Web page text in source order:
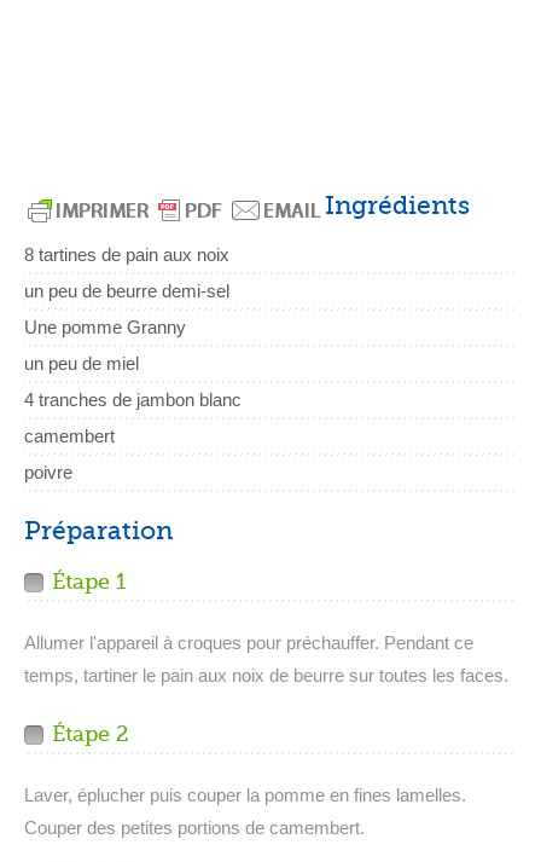
Ingrédients
8 tartines de pain aux noix
un peu de beurre demi-sel
Une pomme Granny
un peu de miel
4 tranches de jambon blanc
camembert
poivre
Préparation
Étape 1
Allumer l'appareil à croques pour préchauffer. Pendant ce
temps, tartiner le pain aux noix de beurre sur toutes les faces.
Étape 2
Laver, éplucher puis couper la pomme en fines lamelles.
Couper des petites portions de camembert.